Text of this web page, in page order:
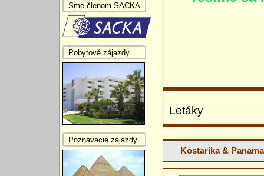
Letáky
Kostarika & Panama
Sme členom SACKA
Pobytové zájazdy
Poznávacie zájazdy